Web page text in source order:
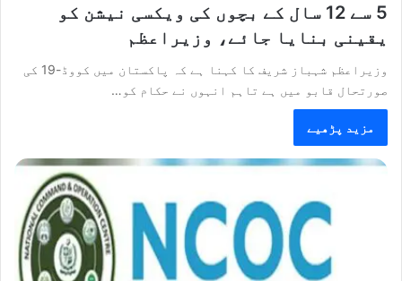
5 سے 12 سال کے بچوں کی ویکسی نیشن کو
یقینی بنایا جائے، وزیراعظم
وزیراعظم شہباز شریف کا کہنا ہے کہ پاکستان میں کووڈ-19 کی
صورتحال قابو میں ہے تاہم انہوں نے حکام کو…
مزید پڑھیے